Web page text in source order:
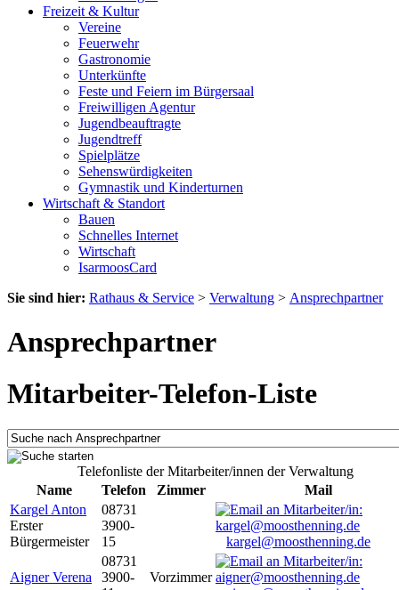
Freizeit & Kultur
Vereine
Feuerwehr
Gastronomie
Unterkünfte
Feste und Feiern im Bürgersaal
Freiwilligen Agentur
Jugendbeauftragte
Jugendtreff
Spielplätze
Sehenswürdigkeiten
Gymnastik und Kinderturnen
Wirtschaft & Standort
Bauen
Schnelles Internet
Wirtschaft
IsarmoosCard
Sie sind hier: Rathaus & Service > Verwaltung > Ansprechpartner
Ansprechpartner
Mitarbeiter-Telefon-Liste
Telefonliste der Mitarbeiter/innen der Verwaltung
Name
Telefon Zimmer
Mail
Kargel Anton
Erster
Bürgermeister
08731
3900-
15
kargel@moosthenning.de
Aigner Verena
08731
3900-
Vorzimmer